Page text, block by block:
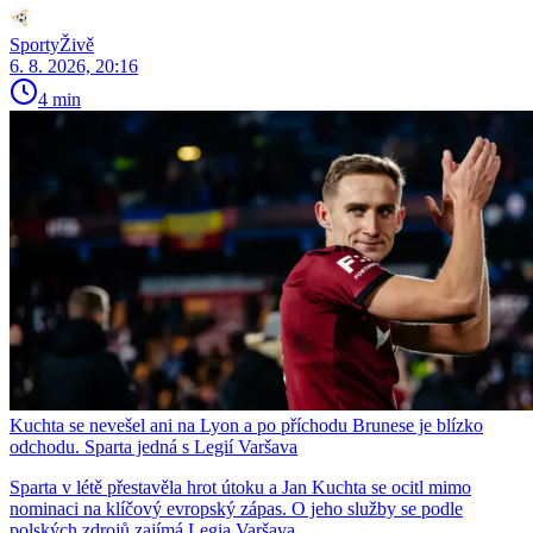
SportyŽivě
6. 8. 2026, 20:16
4 min
Kuchta se nevešel ani na Lyon a po příchodu Brunese je blízko
odchodu. Sparta jedná s Legií Varšava
Sparta v létě přestavěla hrot útoku a Jan Kuchta se ocitl mimo
nominaci na klíčový evropský zápas. O jeho služby se podle